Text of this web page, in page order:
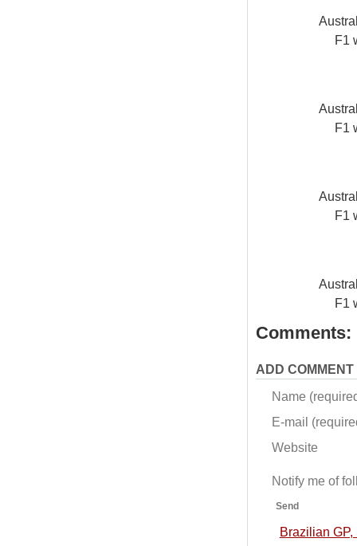
F1
F1
F1
F1
Comments:
ADD COMMENT
Name
E-mail
Website
Notify me of
Send
Brazilian